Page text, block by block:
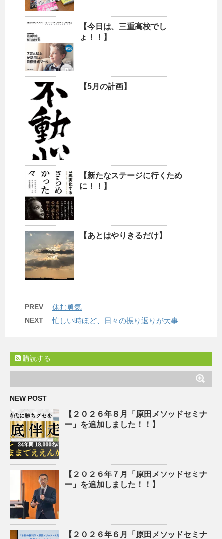
【今日は、三重高校でし
ょ！！】
【5月の計画】
【新たなステージに行くため
に！！】
【あとはやりきるだけ】
PREV 休む勇気
NEXT 忙しい時ほど、日々の振り返りが大事
購読する
NEW POST
【２０２６年８月「原田メソッドセミナ
ー」を追加しました！！】
【２０２６年７月「原田メソッドセミナ
ー」を追加しました！！】
【２０２６年６月「原田メソッドセミナ